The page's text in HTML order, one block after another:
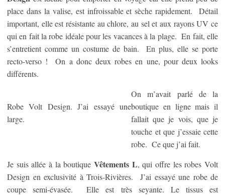
place dans la valise, est infroissable et sèche rapidement. Détail
important, elle est résistante au chlore, au sel et aux rayons UV ce
qui en fait la robe idéale pour les vacances à la plage. En fait, elle
s’entretient comme un costume de bain. En plus, elle se porte
recto-verso ! On a donc deux robes en une, pour deux looks
différents.
Robe Volt Design. J’ai essayé une
large.
On m’avait parlé de la
boutique en ligne mais il
fallait que je vois, que je
touche et que j’essaie cette
robe. Ce que j’ai fait.
Je suis allée à la boutique Vêtements L, qui offre les robes Volt
Design en exclusivité à Trois-Rivières. J’ai essayé une robe de
coupe semi-évasée. Elle est très seyante. Le tissus est